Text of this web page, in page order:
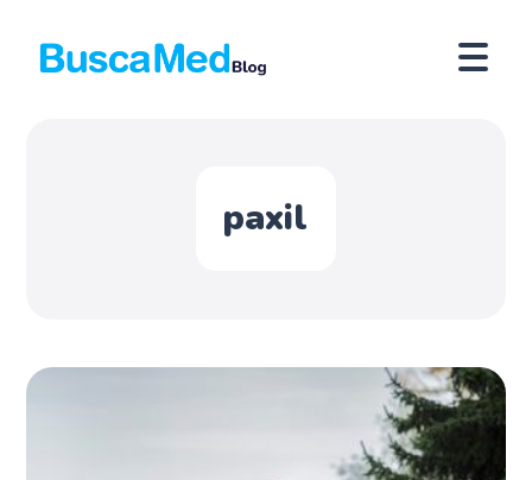
paxil